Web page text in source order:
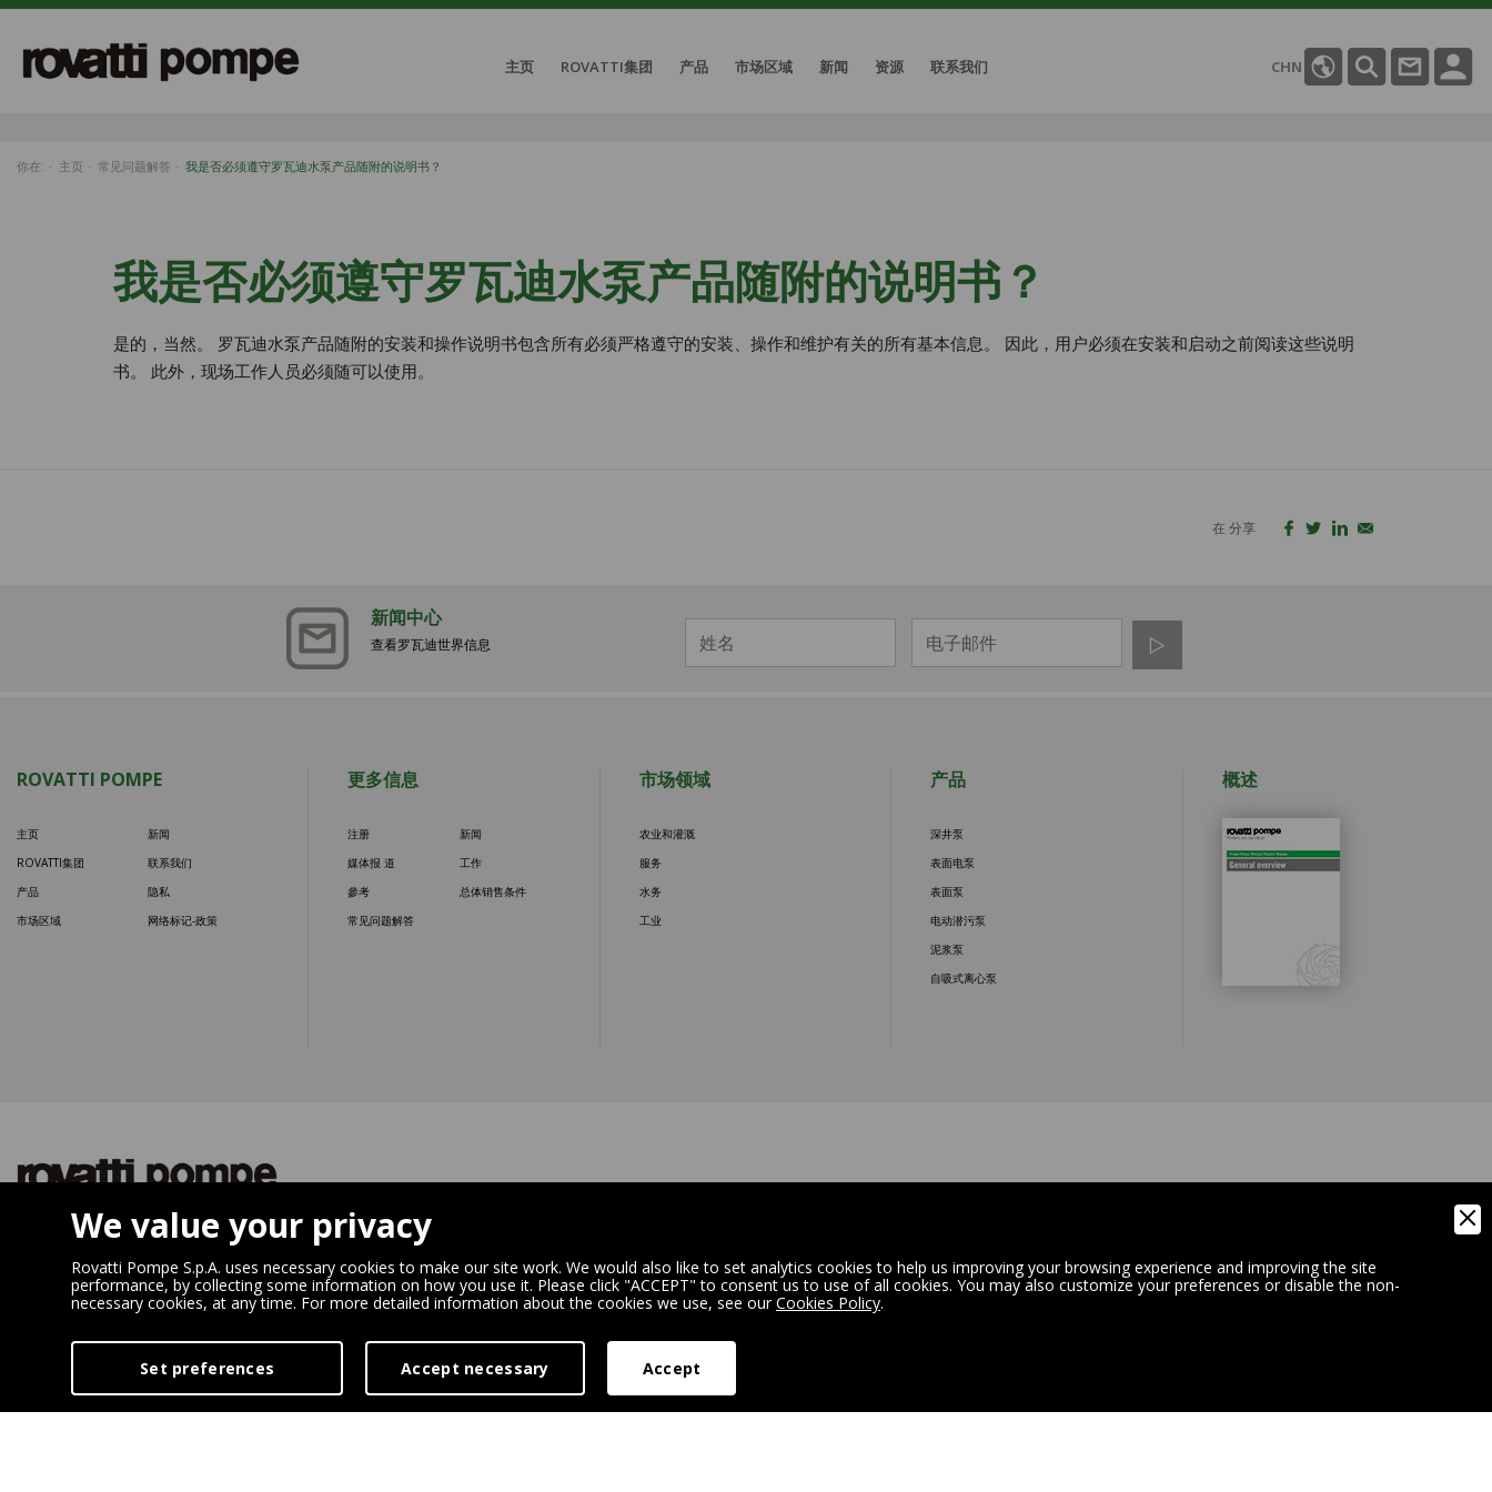
主页 ROVATTI集团 产品 市场区域 新闻 资源 联系我们 CHN
你在: 主页 常见问题解答 我是否必须遵守罗瓦迪水泵产品随附的说明书？
我是否必须遵守罗瓦迪水泵产品随附的说明书？
是的，当然。 罗瓦迪水泵产品随附的安装和操作说明书包含所有必须严格遵守的安装、操作和维护有关的所有基本信息。 因此，用户必须在安装和启动之前阅读这些说明
书。 此外，现场工作人员必须随可以使用。
在 分享
新闻中心
查看罗瓦迪世界信息
ROVATTI POMPE
主页
ROVATTI集团
产品
市场区域
新闻
联系我们
隐私
网络标记-政策
更多信息
注册
媒体报 道
參考
常见问题解答
新闻
工作
总体销售条件
市场领域
农业和灌溉
服务
水务
工业
产品
深井泵
表面电泵
表面泵
电动潜污泵
泥浆泵
自吸式离心泵
概述
苏州罗瓦迪水泵有限公司
中国江苏省太仓市娄江北路8号B06
邮编: 215400
电话: +86(0)512 - 53375308
传真: +86(0)512 - 53375301
SUZHOU ROVATTI PUMPS CO., LTD
Loujiang North Road, 8 ,B06
215400 - Taicang Economic Development
Jiangsu Province - China
Tel: +86 (0) 512 - 53375308
42042 FABBRICO (REGGIO EMILIA)
Tel +39 0522 66 50 00
Fax +39 0522 66 50 20
We value your privacy
Rovatti Pompe S.p.A. uses necessary cookies to make our site work. We would also like to set analytics cookies to help us improving your browsing experience and improving the site
performance, by collecting some information on how you use it. Please click "ACCEPT" to consent us to use of all cookies. You may also customize your preferences or disable the non-
necessary cookies, at any time. For more detailed information about the cookies we use, see ourCookies Policy.
Set preferences Accept necessary Accept